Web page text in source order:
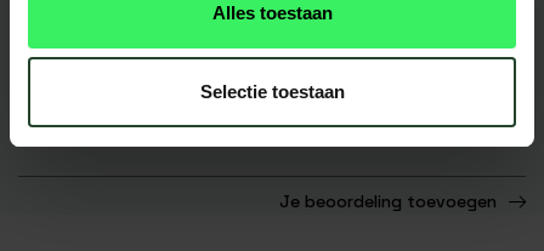
Alles toestaan
Selectie toestaan
REVIEWS beoordelingen
Je beoordeling toevoegen